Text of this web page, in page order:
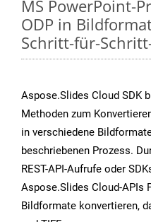
MS PowerPoint-
ODP in
Schritt-für-
Aspose.Slides Cloud SDK
Methoden zum
in verschiedene
beschriebenen Prozess.
REST-API-Aufrufe oder
Aspose.Slides Cloud-APIs
Bildformate konvertieren,